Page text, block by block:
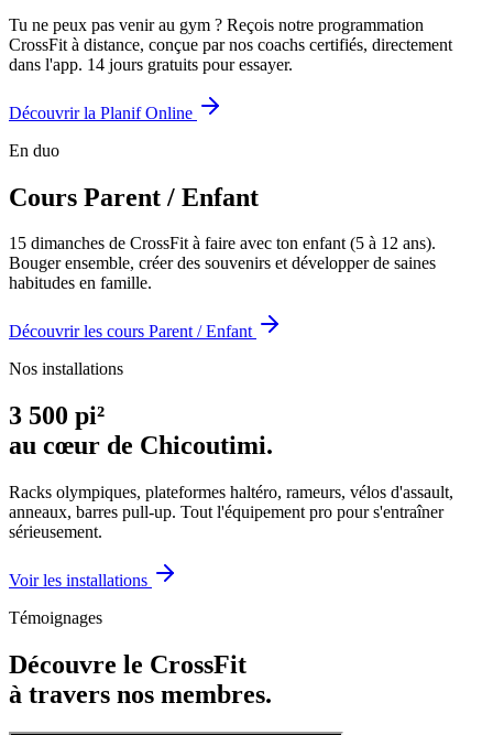
Tu ne peux pas venir au gym ? Reçois notre programmation
CrossFit à distance, conçue par nos coachs certifiés, directement
dans l'app. 14 jours gratuits pour essayer.
Découvrir la Planif Online
En duo
Cours Parent / Enfant
15 dimanches de CrossFit à faire avec ton enfant (5 à 12 ans).
Bouger ensemble, créer des souvenirs et développer de saines
habitudes en famille.
Découvrir les cours Parent / Enfant
Nos installations
3 500 pi²
au cœur de Chicoutimi.
Racks olympiques, plateformes haltéro, rameurs, vélos d'assault,
anneaux, barres pull-up. Tout l'équipement pro pour s'entraîner
sérieusement.
Voir les installations
Témoignages
Découvre le CrossFit
à travers nos membres.